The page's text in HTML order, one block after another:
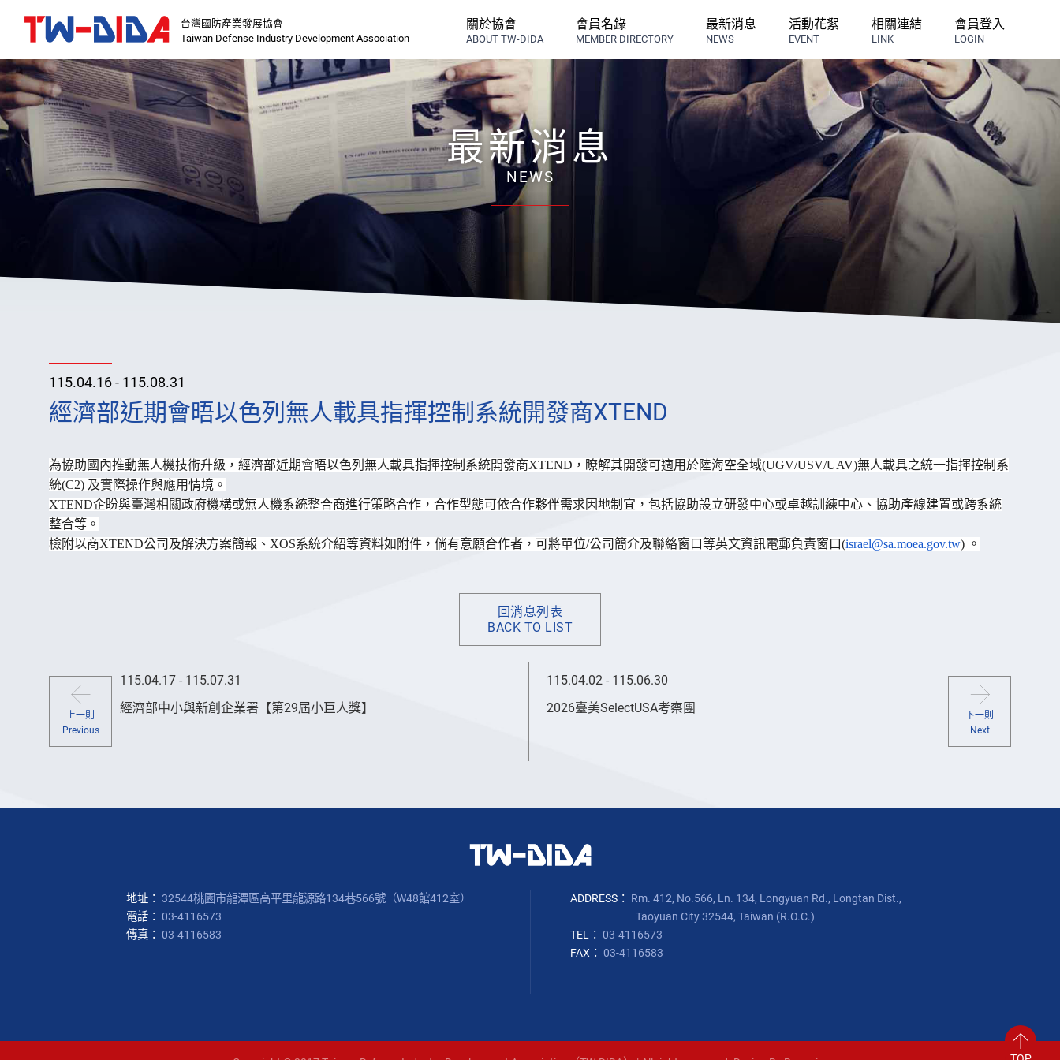
台灣國防產業發展協會
Taiwan Defense Industry Development Association
關於協會
ABOUT TW-DIDA
會員名錄
MEMBER DIRECTORY
最新消息
NEWS
活動花絮
EVENT
相關連結
LINK
會員登入
LOGIN
最新消息
NEWS
115.04.16 - 115.08.31
經濟部近期會晤以色列無人載具指揮控制系統開發商XTEND
為協助國內推動無人機技術升級， 經濟部近期會晤以色列無人載具指揮控制系統開發商XTEND， 瞭解其開發可適用於陸海空全域(UGV/USV/UAV)無人載具之統一指揮控制系
統(C2) 及實際操作與應用情境。
XTEND企盼與臺灣相關政府機構或無人機系統整合商進行策略合作，合作型態可依合作夥伴需求因地制宜， 包括協助設立研發中心或卓越訓練中心、 協助產線建置或跨系統
整合等。
檢附以商XTEND公司及解決方案簡報、 XOS系統介紹等資料如附件，倘有意願合作者，可將單位/公司簡介及聯絡窗口等英文資訊電郵負責窗口(israel@sa.moea.gov.tw) 。
回消息列表
BACK TO LIST
上一則
Previous
115.04.17 - 115.07.31
經濟部中小與新創企業署【第29屆小巨人獎】
下一則
Next
115.04.02 - 115.06.30
2026臺美SelectUSA考察團
地址： 32544桃園市龍潭區高平里龍源路134巷566號（W48館412室）
電話： 03-4116573
傳真： 03-4116583
ADDRESS： Rm. 412, No.566, Ln. 134, Longyuan Rd., Longtan Dist.,
Taoyuan City 32544, Taiwan (R.O.C.)
TEL： 03-4116573
FAX： 03-4116583